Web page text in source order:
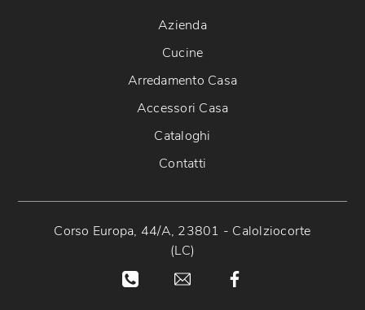
Azienda
Cucine
Arredamento Casa
Accessori Casa
Cataloghi
Contatti
Corso Europa, 44/A, 23801 - Calolziocorte
(LC)